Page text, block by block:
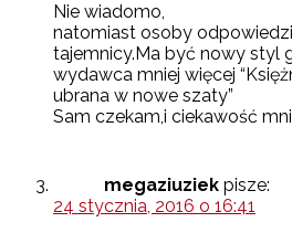
Nie wiadomo,
natomiast osoby
tajemnicy.Ma być nowy styl
wydawca mniej więcej
ubrana w nowe szaty”
Sam czekam,i ciekawość
megaziuziek pisze:
24 stycznia, 2016 o 16:41